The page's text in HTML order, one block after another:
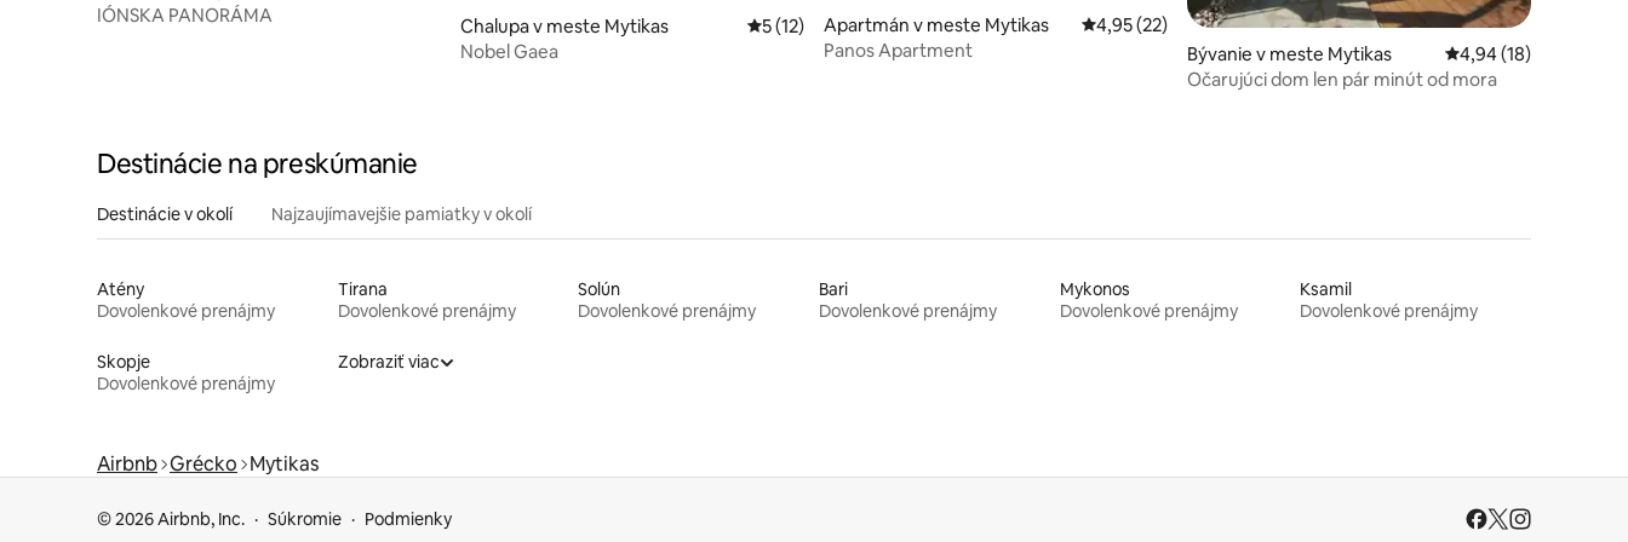
IÓNSKA PANORÁMA
Chalupa v meste Mytikas Priemerné ohodnotenie 5 z 5, počet hodnotení: 12
5 (12)
Nobel Gaea
Apartmán v meste Mytikas Priemerné ohodnotenie 4,95 z 5, počet hodnotení: 22
4,95 (22)
Panos Apartment
Bývanie v meste Mytikas Priemerné
4,94 (18)
Očarujúci dom len pár minút od mora
Destinácie na preskúmanie
Destinácie v okolí Najzaujímavejšie pamiatky v okolí
Atény
Dovolenkové prenájmy
Tirana
Dovolenkové prenájmy
Solún
Dovolenkové prenájmy
Bari
Dovolenkové prenájmy
Mykonos
Dovolenkové prenájmy
Ksamil
Dovolenkové prenájmy
Skopje
Dovolenkové prenájmy
Zobraziť viac
Airbnb Grécko Mytikas
© 2026 Airbnb, Inc. Súkromie Podmienky